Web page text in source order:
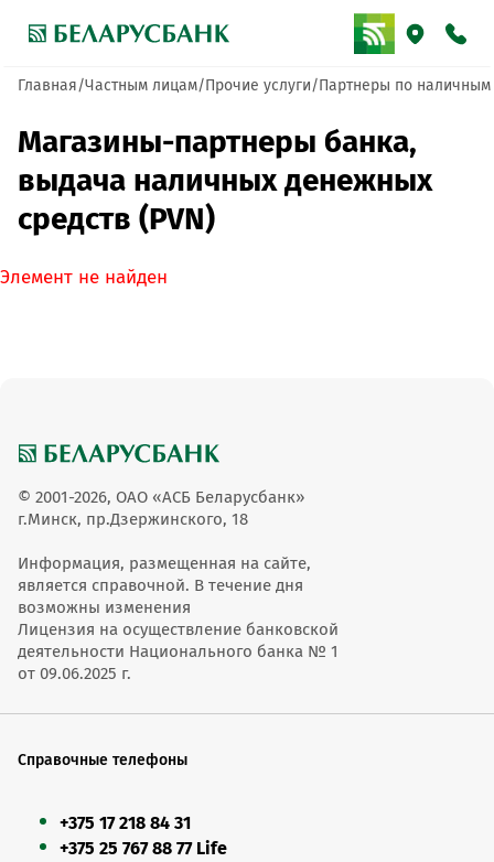
Главная Частным лицам Прочие услуги Партнеры по наличным
Магазины-партнеры банка,
выдача наличных денежных
средств (PVN)
Элемент не найден
© 2001-2026, ОАО «АСБ Беларусбанк»
г.Минск, пр.Дзержинского, 18
Информация, размещенная на сайте,
является справочной. В течение дня
возможны изменения
Лицензия на осуществление банковской
деятельности Национального банка № 1
от 09.06.2025 г.
Справочные телефоны
+375 17 218 84 31
+375 25 767 88 77 Life